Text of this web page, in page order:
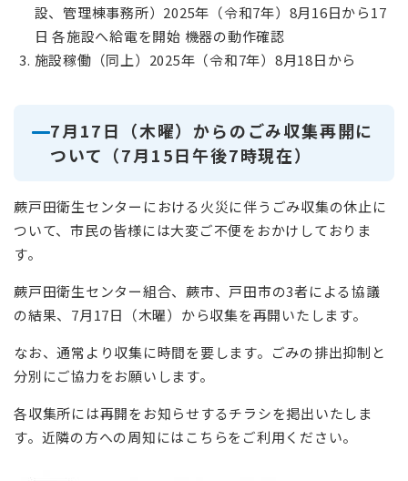
設、管理棟事務所）2025年（令和7年）8月16日から17
日 各施設へ給電を開始 機器の動作確認
施設稼働（同上）2025年（令和7年）8月18日から
7月17日（木曜）からのごみ収集再開に
ついて（7月15日午後7時現在）
蕨戸田衛生センターにおける火災に伴うごみ収集の休止に
ついて、市民の皆様には大変ご不便をおかけしておりま
す。
蕨戸田衛生センター組合、蕨市、戸田市の3者による協議
の結果、7月17日（木曜）から収集を再開いたします。
なお、通常より収集に時間を要します。ごみの排出抑制と
分別にご協力をお願いします。
各収集所には再開をお知らせするチラシを掲出いたしま
す。近隣の方への周知にはこちらをご利用ください。